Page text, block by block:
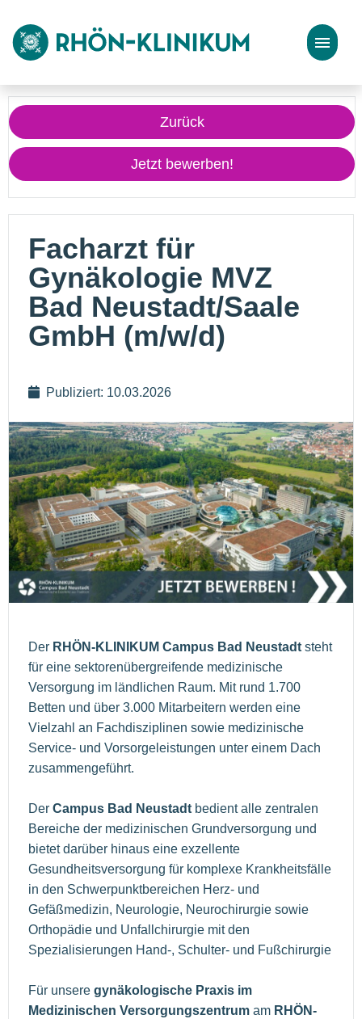
Stellenangebote
Bewerbungstipps
Zurück
Jetzt bewerben!
Facharzt für
Gynäkologie MVZ
Bad Neustadt/Saale
GmbH (m/w/d)
Publiziert: 10.03.2026
Der RHÖN-KLINIKUM Campus Bad Neustadt steht
für eine sektorenübergreifende medizinische
Versorgung im ländlichen Raum. Mit rund 1.700
Betten und über 3.000 Mitarbeitern werden eine
Vielzahl an Fachdisziplinen sowie medizinische
Service- und Vorsorgeleistungen unter einem Dach
zusammengeführt.
Der Campus Bad Neustadt bedient alle zentralen
Bereiche der medizinischen Grundversorgung und
bietet darüber hinaus eine exzellente
Gesundheitsversorgung für komplexe Krankheitsfälle
in den Schwerpunktbereichen Herz- und
Gefäßmedizin, Neurologie, Neurochirurgie sowie
Orthopädie und Unfallchirurgie mit den
Spezialisierungen Hand-, Schulter- und Fußchirurgie
Für unsere gynäkologische Praxis im
Medizinischen Versorgungszentrum am RHÖN-